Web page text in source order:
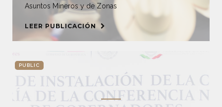
Asuntos Mineros y de Zonas
LEER PUBLICACIÓN
PUBLIC